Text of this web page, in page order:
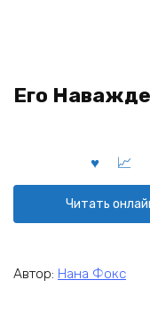
Его
Читать
Автор: Нана Фокс